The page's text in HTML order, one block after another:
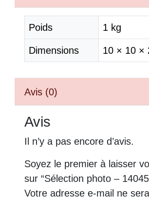
Poids 1 kg
Dimensions 10 × 10 ×
Avis (0)
Avis
Il n’y a pas encore d’avis.
Soyez le premier à laisser
sur “Sélection photo –
Votre adresse e-mail ne